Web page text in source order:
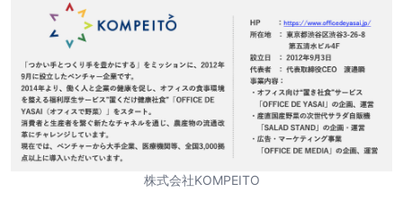
株式会社KOMPEITO